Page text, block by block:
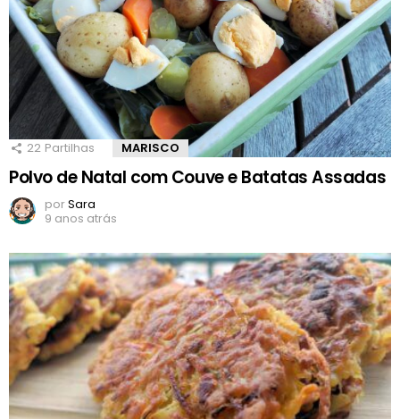
22 Partilhas MARISCO
Polvo de Natal com Couve e Batatas Assadas
porSara
9 anos atrás